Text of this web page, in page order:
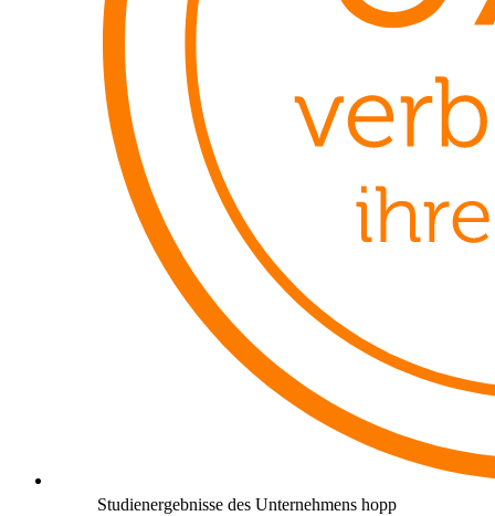
Studienergebnisse des Unternehmens hopp